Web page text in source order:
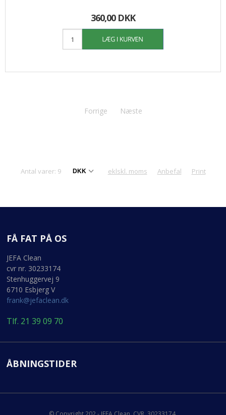
360,00 DKK
Forrige Næste
Antal varer: 9 eklskl. moms Anbefal Print
FÅ FAT PÅ OS
JEFA Clean
cvr nr. 30233174
Stenhuggervej 9
6710 Esbjerg V
frank@jefaclean.dk
Tlf. 21 39 09 70
ÅBNINGSTIDER